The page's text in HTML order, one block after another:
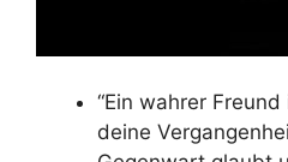
“Ein wahrer
deine